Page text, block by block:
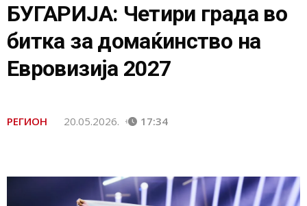
БУГАРИЈА: Четири града во
битка за домаќинство на
Евровизија 2027
РЕГИОН 20.05.2026. 17:34